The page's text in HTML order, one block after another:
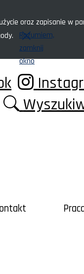
oraz zapisanie w
Rozumiem,
zamknij
okno